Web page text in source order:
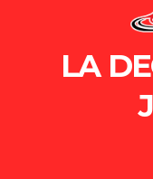
LA